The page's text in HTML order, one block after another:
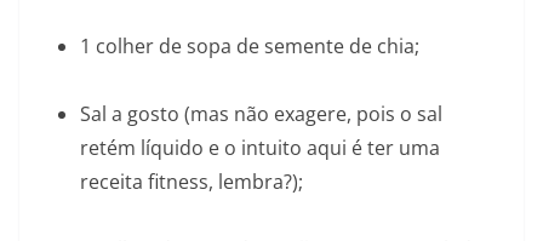
1 colher de sopa de semente de chia;
Sal a gosto (mas não exagere, pois o sal
retém líquido e o intuito aqui é ter uma
receita fitness, lembra?);